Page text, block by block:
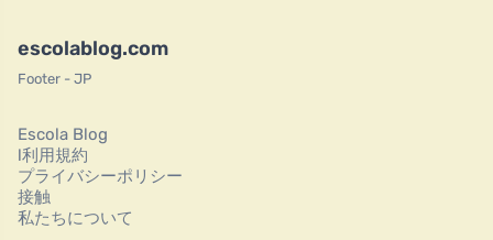
escolablog.com
Footer - JP
Escola Blog
l利用規約
プライバシーポリシー
接触
私たちについて